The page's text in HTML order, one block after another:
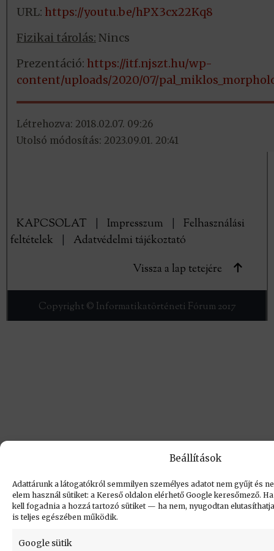
Beállítások
Adattárunk a látogatókról semmilyen személyes adatot nem gyűjt és
elem használ sütiket: a Kereső oldalon elérhető Google keresőmező.
kell fogadnia a hozzá tartozó sütiket — ha nem, nyugodtan
is teljes egészében működik.
Google sütik
URL: https://youtu.be/hPX3cx22Kq8
Fizikai tárolás: Nincs
Prezentáció: https://itf.njszt.hu/wp-
content/uploads/2020/07/
Létrehozva: 2018.02.07. 09:26
Utolsó módosítás: 2023.09.01. 20:41
KAPCSOLAT Impresszum
Felhasználási
feltételek
Adatvédelmi tájékoztató
Vissza a lap tetejére
Copyright © Informatikatörténeti Fórum 2017